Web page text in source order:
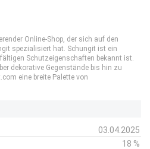
Online-Shop, der sich auf den
spezialisiert hat. Schungit ist ein
Schutzeigenschaften bekannt ist.
dekorative Gegenstände bis hin zu
eine breite Palette von
03.04.2025
18 %